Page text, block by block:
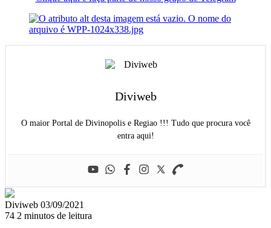
Diviweb
O maior Portal de Divinopolis e Regiao !!! Tudo que procura você
entra aqui!
Diviweb Mande
um
03/09/2021
74 2 minutos de leitura